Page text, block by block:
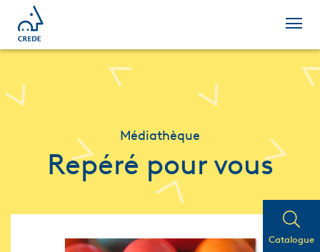
Catalogue
Médiathèque
Repéré pour vous